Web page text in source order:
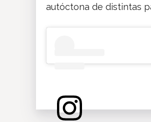
autóctona de distintas